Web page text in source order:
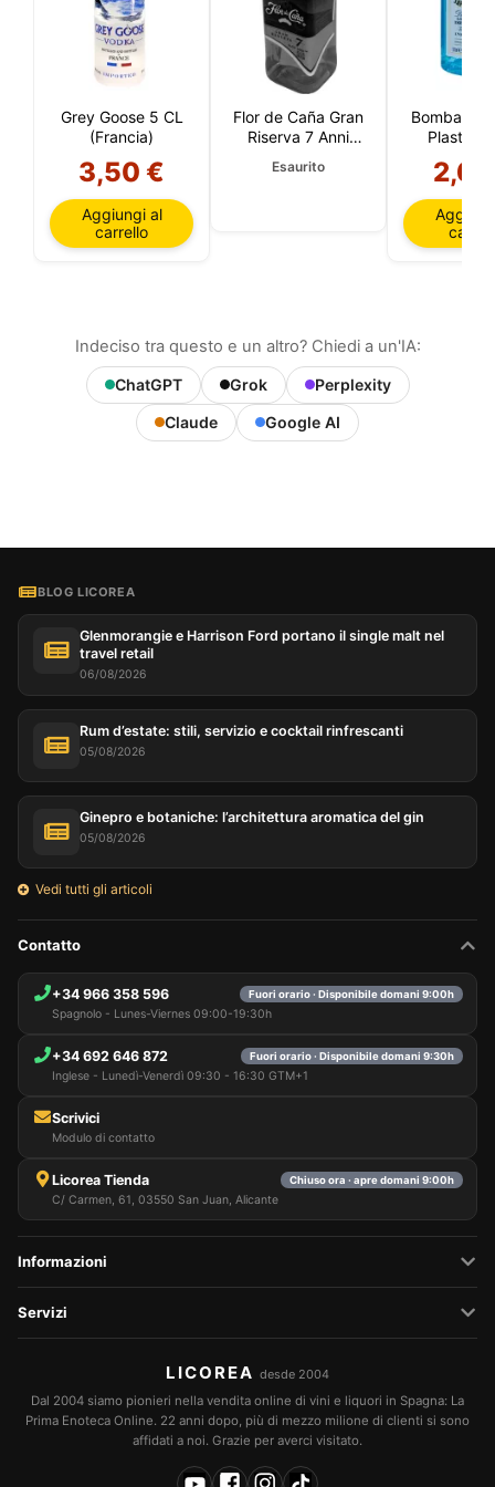
Grey Goose 5 CL
(Francia)
3,50 €
Aggiungi al
carrello
Flor de Caña Gran
Riserva 7 Anni
Esaurito
Bombay
Plastica
Indeciso tra questo e un altro? Chiedi a un'IA:
ChatGPT Grok
Perplexity
Claude
Google AI
BLOG LICOREA
Glenmorangie e Harrison Ford portano il single malt nel
travel retail
06/08/2026
Rum d’estate: stili, servizio e cocktail rinfrescanti
05/08/2026
Ginepro e botaniche: l’architettura aromatica del gin
05/08/2026
Vedi tutti gli articoli
Contatto
+34 966 358 596 Fuori orario · Disponibile domani 9:00h
Spagnolo - Lunes-Viernes 09:00-19:30h
+34 692 646 872 Fuori orario · Disponibile domani 9:30h
Inglese - Lunedì-Venerdì 09:30 - 16:30 GTM+1
Scrivici
Modulo di contatto
Licorea Tienda Chiuso ora · apre domani 9:00h
C/ Carmen, 61, 03550 San Juan, Alicante
Informazioni
Servizi
LICOREA desde 2004
Dal 2004 siamo pionieri nella vendita online di vini e liquori in Spagna: La
Prima Enoteca Online. 22 anni dopo, più di mezzo milione di clienti si sono
affidati a noi. Grazie per averci visitato.